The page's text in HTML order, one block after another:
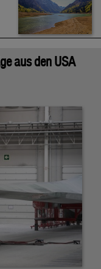
aus den USA